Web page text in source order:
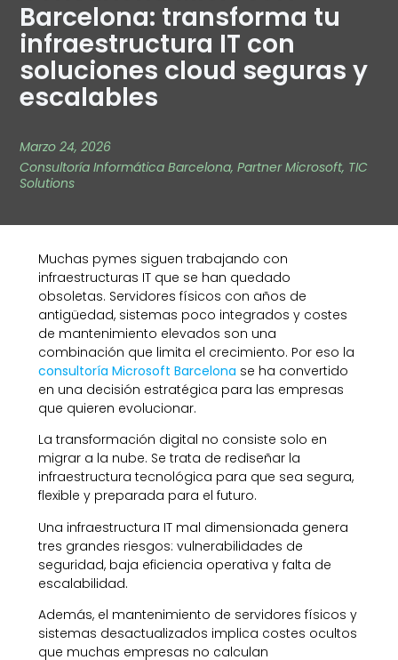
Barcelona: transforma tu
infraestructura IT con
soluciones cloud seguras y
escalables
Marzo 24, 2026
Consultoría Informática Barcelona,Partner Microsoft, TIC
Solutions
Muchas pymes siguen trabajando con
infraestructuras IT que se han quedado
obsoletas. Servidores físicos con años de
antigüedad, sistemas poco integrados y costes
de mantenimiento elevados son una
combinación que limita el crecimiento. Por eso la
consultoría Microsoft Barcelona se ha convertido
en una decisión estratégica para las empresas
que quieren evolucionar.
La transformación digital no consiste solo en
migrar a la nube. Se trata de rediseñar la
infraestructura tecnológica para que sea segura,
flexible y preparada para el futuro.
Una infraestructura IT mal dimensionada genera
tres grandes riesgos: vulnerabilidades de
seguridad, baja eficiencia operativa y falta de
escalabilidad.
Además, el mantenimiento de servidores físicos y
sistemas desactualizados implica costes ocultos
que muchas empresas no calculan